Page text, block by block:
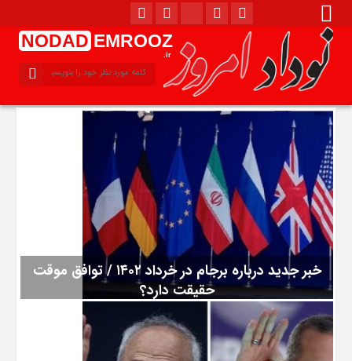
NODAD EMROOZ
.ir
خبر جدید درباره برجام در خرداد ۱۴۰۲ / توافق موقت
حقیقت دارد؟
به گزارش سرویس سیاسی نودادامروز، برای اطلاع از خبر جدید درباره
برجام در خرداد ۱۴۰۲ و پاسخ به سوال توافق موقت حقیقت دارد؟ با